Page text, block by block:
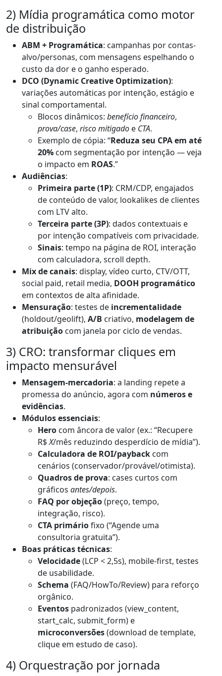
2) Mídia programática como motor
de distribuição
ABM + Programática: campanhas por contas-
alvo/personas, com mensagens espelhando o
custo da dor e o ganho esperado.
DCO (Dynamic Creative Optimization):
variações automáticas por intenção, estágio e
sinal comportamental.
Blocos dinâmicos: benefício financeiro,
prova/case, risco mitigado e CTA.
Exemplo de cópia: “Reduza seu CPA em até
20% com segmentação por intenção — veja
o impacto em ROAS.”
Audiências:
Primeira parte (1P): CRM/CDP, engajados
de conteúdo de valor, lookalikes de clientes
com LTV alto.
Terceira parte (3P): dados contextuais e
por intenção compatíveis com privacidade.
Sinais: tempo na página de ROI, interação
com calculadora, scroll depth.
Mix de canais: display, vídeo curto, CTV/OTT,
social paid, retail media, DOOH programático
em contextos de alta afinidade.
Mensuração: testes de incrementalidade
(holdout/geolift), A/B criativo, modelagem de
atribuição com janela por ciclo de vendas.
3) CRO: transformar cliques em
impacto mensurável
Mensagem-mercadoria: a landing repete a
promessa do anúncio, agora com números e
evidências.
Módulos essenciais:
Hero com âncora de valor (ex.: “Recupere
R$X/mês reduzindo desperdício de mídia”).
Calculadora de ROI/payback com
cenários (conservador/provável/otimista).
Quadros de prova: cases curtos com
gráficos antes/depois.
FAQ por objeção(preço, tempo,
integração, risco).
CTA primáriofixo (“Agende uma
consultoria gratuita”).
Boas práticas técnicas:
Velocidade(LCP < 2,5s), mobile-first, testes
de usabilidade.
Schema (FAQ/HowTo/Review) para reforço
orgânico.
Eventos padronizados (view_content,
start_calc, submit_form) e
microconversões(download de template,
clique em estudo de caso).
4) Orquestração por jornada